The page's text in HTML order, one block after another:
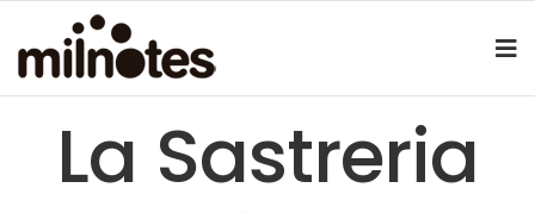
La Sastreria